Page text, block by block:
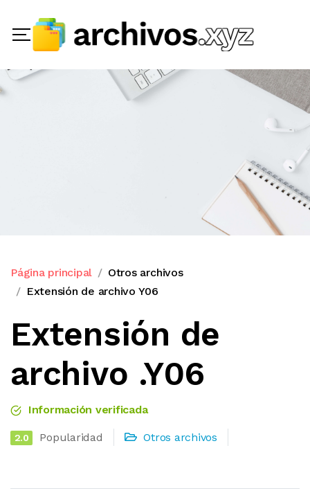
Página principal
Otros archivos
Extensión de archivo Y06
Extensión de
archivo .Y06
Información verificada
2.0 Popularidad Otros archivos